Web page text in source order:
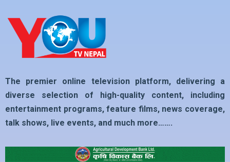
The premier online television platform, delivering a
diverse selection of high-quality content, including
entertainment programs, feature films, news coverage,
talk shows, live events, and much more…….